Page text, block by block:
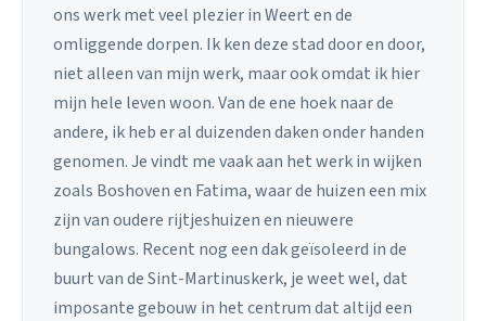
ons werk met veel plezier in Weert en de
omliggende dorpen. Ik ken deze stad door en door,
niet alleen van mijn werk, maar ook omdat ik hier
mijn hele leven woon. Van de ene hoek naar de
andere, ik heb er al duizenden daken onder handen
genomen. Je vindt me vaak aan het werk in wijken
zoals Boshoven en Fatima, waar de huizen een mix
zijn van oudere rijtjeshuizen en nieuwere
bungalows. Recent nog een dak geïsoleerd in de
buurt van de Sint-Martinuskerk, je weet wel, dat
imposante gebouw in het centrum dat altijd een